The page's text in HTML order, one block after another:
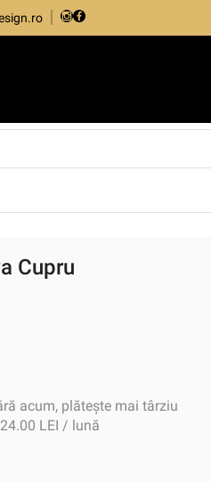
Cupru
acum, plătește mai târziu
LEI / lună